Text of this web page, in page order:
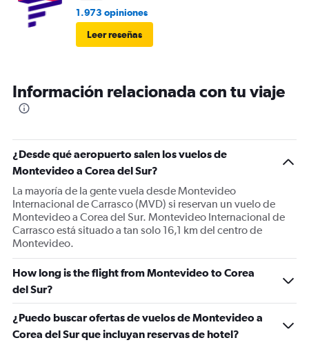
1.973 opiniones
Leer reseñas
Información relacionada con tu viaje
¿Desde qué aeropuerto salen los vuelos de
Montevideo a Corea del Sur?
La mayoría de la gente vuela desde Montevideo
Internacional de Carrasco (MVD) si reservan un vuelo de
Montevideo a Corea del Sur. Montevideo Internacional de
Carrasco está situado a tan solo 16,1 km del centro de
Montevideo.
How long is the flight from Montevideo to Corea
del Sur?
¿Puedo buscar ofertas de vuelos de Montevideo a
Corea del Sur que incluyan reservas de hotel?